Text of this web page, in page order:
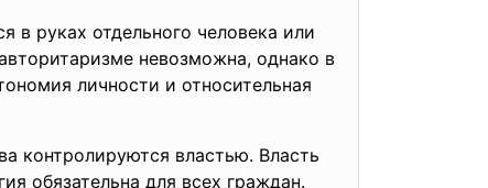
в руках отдельного человека или
невозможна, однако в
личности и относительная
контролируются властью. Власть
обязательна для всех граждан.